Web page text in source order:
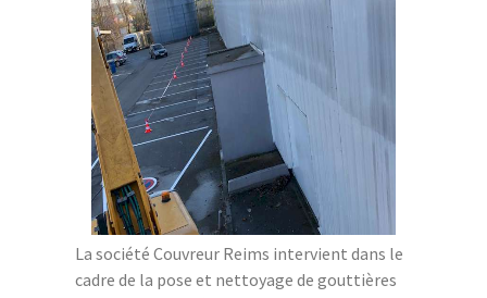
La société Couvreur Reims intervient dans le
cadre de la pose et nettoyage de gouttières